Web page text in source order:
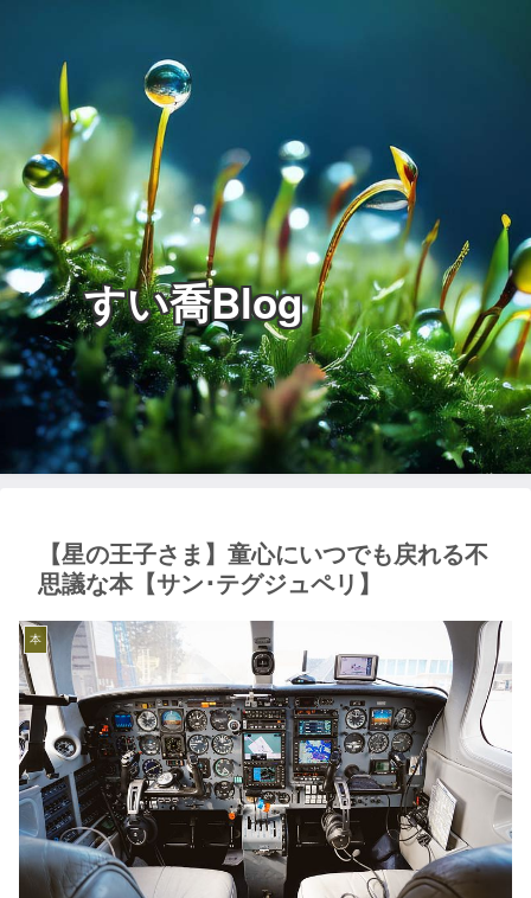
すい喬Blog
【星の王子さま】童心にいつでも戻れる不
思議な本【サン･テグジュペリ】
本